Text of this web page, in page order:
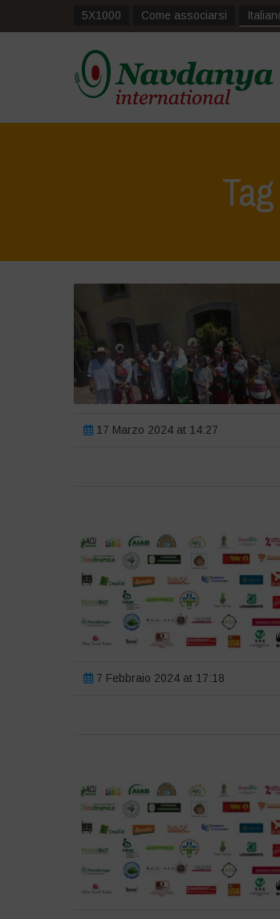
5X1000 Come associarsi
17 Marzo 2024 at 14:27
7 Febbraio 2024 at 17:18